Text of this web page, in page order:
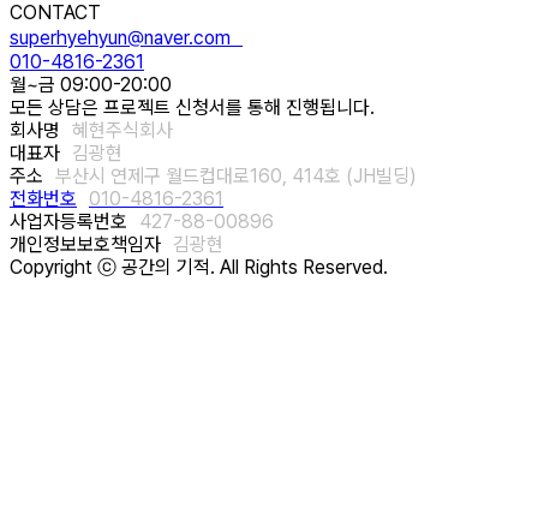
CONTACT
superhyehyun@naver.com
010-4816-2361
월~금 09:00-20:00
모든 상담은 프로젝트 신청서를 통해 진행됩니다.
회사명
혜현주식회사
대표자 김광현
주소 부산시 연제구 월드컵대로160, 414호 (JH빌딩)
전화번호
010-4816-2361
사업자등록번호
427-88-00896
개인정보보호책임자 김광현
Copyright ⓒ 공간의 기적. All Rights Reserved.